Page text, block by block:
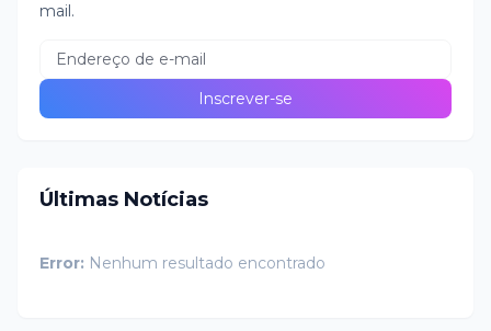
mail.
Últimas Notícias
Error: Nenhum resultado encontrado